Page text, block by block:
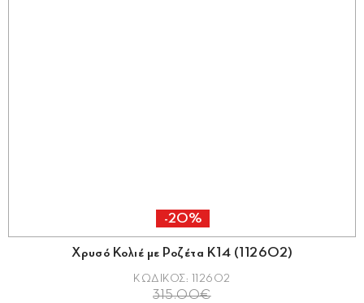
-20%
Χρυσό Κολιέ με Ροζέτα Κ14 (112602)
ΚΩΔΙΚΟΣ: 112602
315.00€